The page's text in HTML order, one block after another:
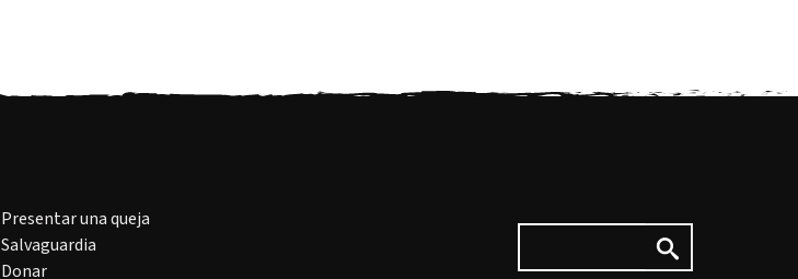
Presentar una queja
Salvaguardia
Donar